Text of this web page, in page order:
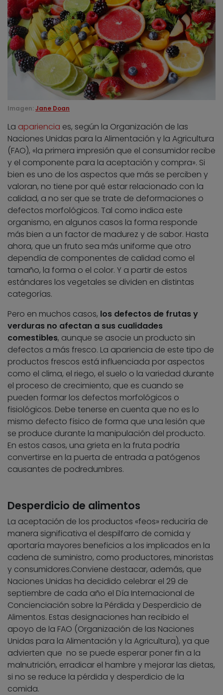
Imagen: Jane Doan
La apariencia es, según la Organización de las
Naciones Unidas para la Alimentación y la Agricultura
(FAO), «la primera impresión que el consumidor recibe
y el componente para la aceptación y compra». Si
bien es uno de los aspectos que más se perciben y
valoran, no tiene por qué estar relacionado con la
calidad, a no ser que se trate de deformaciones o
defectos morfológicos. Tal como indica este
organismo, en algunos casos la forma responde
más bien a un factor de madurez y de sabor. Hasta
ahora, que un fruto sea más uniforme que otro
dependía de componentes de calidad como el
tamaño, la forma o el color. Y a partir de estos
estándares los vegetales se dividen en distintas
categorías.
Pero en muchos casos, los defectos de frutas y
verduras no afectan a sus cualidades
comestibles, aunque se asocie un producto sin
defectos a más fresco. La apariencia de este tipo de
productos frescos está influenciada por aspectos
como el clima, el riego, el suelo o la variedad durante
el proceso de crecimiento, que es cuando se
pueden formar los defectos morfológicos o
fisiológicos. Debe tenerse en cuenta que no es lo
mismo defecto físico de forma que una lesión que
se produce durante la manipulación del producto.
En estos casos, una grieta en la fruta podría
convertirse en la puerta de entrada a patógenos
causantes de podredumbres.
Desperdicio de alimentos
La aceptación de los productos «feos» reduciría de
manera significativa el despilfarro de comida y
aportaría mayores beneficios a los implicados en la
cadena de suministro, como productores, minoristas
y consumidores.Conviene destacar, además, que
Naciones Unidas ha decidido celebrar el 29 de
septiembre de cada año el Día Internacional de
Concienciación sobre la Pérdida y Desperdicio de
Alimentos. Estas designaciones han recibido el
apoyo de la FAO (Organización de las Naciones
Unidas para la Alimentación y la Agricultura), ya que
advierten que no se puede esperar poner fin a la
malnutrición, erradicar el hambre y mejorar las dietas,
si no se reduce la pérdida y desperdicio de la
comida.